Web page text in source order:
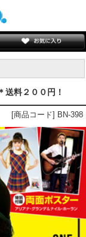
料２００円！
[商品コード] BN-398